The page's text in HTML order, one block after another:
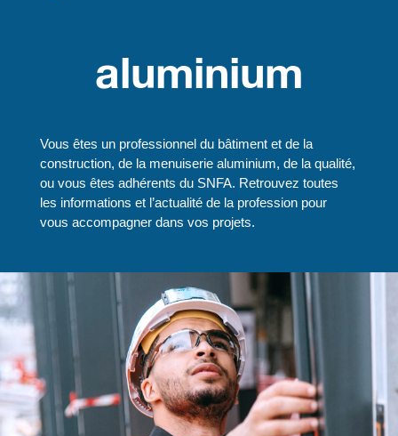
aluminium
Vous êtes un professionnel du bâtiment et de la
construction, de la menuiserie aluminium, de la qualité,
ou vous êtes adhérents du SNFA. Retrouvez toutes
les informations et l’actualité de la profession pour
vous accompagner dans vos projets.